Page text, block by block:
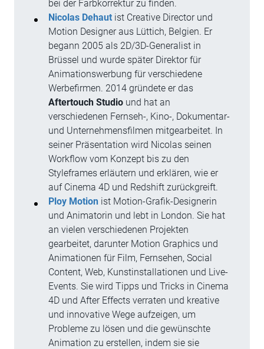
bei der Farbkorrektur zu finden.
Nicolas Dehautist Creative Director und
Motion Designer aus Lüttich, Belgien. Er
begann 2005 als 2D/3D-Generalist in
Brüssel und wurde später Direktor für
Animationswerbung für verschiedene
Werbefirmen. 2014 gründete er das
Aftertouch Studiound hat an
verschiedenen Fernseh-, Kino-, Dokumentar-
und Unternehmensfilmen mitgearbeitet. In
seiner Präsentation wird Nicolas seinen
Workflow vom Konzept bis zu den
Styleframes erläutern und erklären, wie er
auf Cinema 4D und Redshift zurückgreift.
Ploy Motionist Motion-Grafik-Designerin
und Animatorin und lebt in London. Sie hat
an vielen verschiedenen Projekten
gearbeitet, darunter Motion Graphics und
Animationen für Film, Fernsehen, Social
Content, Web, Kunstinstallationen und Live-
Events. Sie wird Tipps und Tricks in Cinema
4D und After Effects verraten und kreative
und innovative Wege aufzeigen, um
Probleme zu lösen und die gewünschte
Animation zu erstellen, indem sie sie